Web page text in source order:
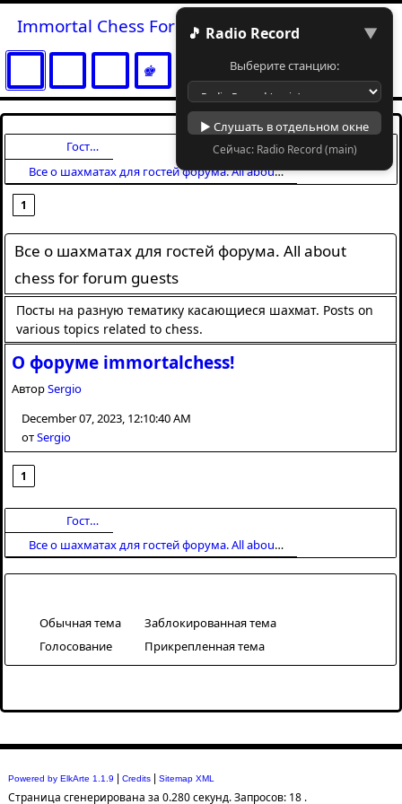
🎵 Radio Record ▼
Выберите станцию:
▶ Слушать в отдельном окне
Сейчас: Radio Record (main)
Immortal Chess Forum
Гостевой раздел
Все о шахматах для гостей форума. All about chess for forum guests
1
Все о шахматах для гостей форума. All about
chess for forum guests
Посты на разную тематику касающиеся шахмат. Posts on
various topics related to chess.
О форуме immortalchess!
АвторSergio
December 07, 2023, 12:10:40 AM
отSergio
1
Гостевой раздел
Все о шахматах для гостей форума. All about chess for forum guests
Обычная тема
Голосование
Заблокированная тема
Прикрепленная тема
Powered by ElkArte 1.1.9 |Credits |Sitemap XML
Страница сгенерирована за 0.280 секунд. Запросов: 18 .